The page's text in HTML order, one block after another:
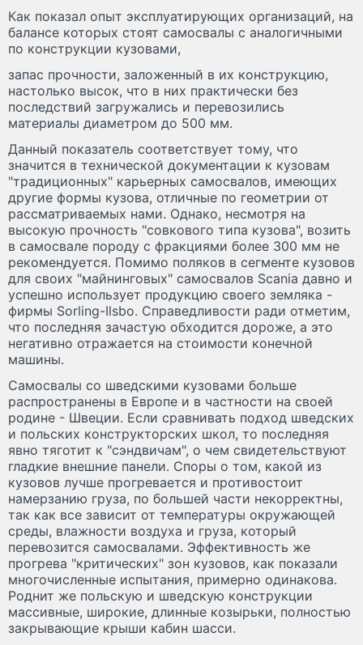
Как показал опыт эксплуатирующих организаций, на
балансе которых стоят самосвалы с аналогичными
по конструкции кузовами,
запас прочности, заложенный в их конструкцию,
настолько высок, что в них практически без
последствий загружались и перевозились
материалы диаметром до 500 мм.
Данный показатель соответствует тому, что
значится в технической документации к кузовам
"традиционных" карьерных самосвалов, имеющих
другие формы кузова, отличные по геометрии от
рассматриваемых нами. Однако, несмотря на
высокую прочность "совкового типа кузова", возить
в самосвале породу с фракциями более 300 мм не
рекомендуется. Помимо поляков в сегменте кузовов
для своих "майнинговых" самосвалов Scania давно и
успешно использует продукцию своего земляка -
фирмы Sorling-Ilsbo. Справедливости ради отметим,
что последняя зачастую обходится дороже, а это
негативно отражается на стоимости конечной
машины.
Самосвалы со шведскими кузовами больше
распространены в Европе и в частности на своей
родине - Швеции. Если сравнивать подход шведских
и польских конструкторских школ, то последняя
явно тяготит к "сэндвичам", о чем свидетельствуют
гладкие внешние панели. Споры о том, какой из
кузовов лучше прогревается и противостоит
намерзанию груза, по большей части некорректны,
так как все зависит от температуры окружающей
среды, влажности воздуха и груза, который
перевозится самосвалами. Эффективность же
прогрева "критических" зон кузовов, как показали
многочисленные испытания, примерно одинакова.
Роднит же польскую и шведскую конструкции
массивные, широкие, длинные козырьки, полностью
закрывающие крыши кабин шасси.